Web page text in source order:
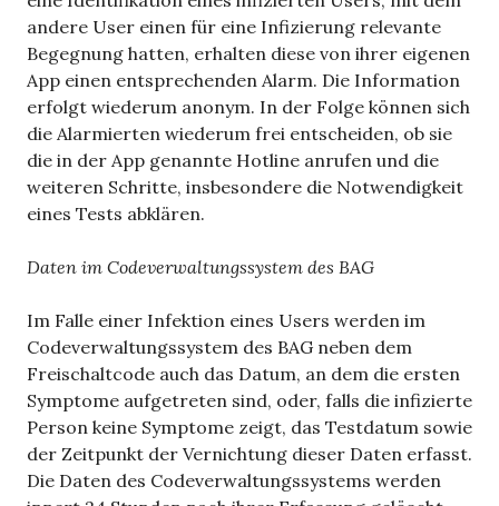
andere User einen für eine Infizierung relevante
Begegnung hatten, erhalten diese von ihrer eigenen
App einen entsprechenden Alarm. Die Information
erfolgt wiederum anonym. In der Folge können sich
die Alarmierten wiederum frei entscheiden, ob sie
die in der App genannte Hotline anrufen und die
weiteren Schritte, insbesondere die Notwendigkeit
eines Tests abklären.
Daten im Codeverwaltungssystem des BAG
Im Falle einer Infektion eines Users werden im
Codeverwaltungssystem des BAG neben dem
Freischaltcode auch das Datum, an dem die ersten
Symptome aufgetreten sind, oder, falls die infizierte
Person keine Symptome zeigt, das Testdatum sowie
der Zeitpunkt der Vernichtung dieser Daten erfasst.
Die Daten des Codeverwaltungssystems werden